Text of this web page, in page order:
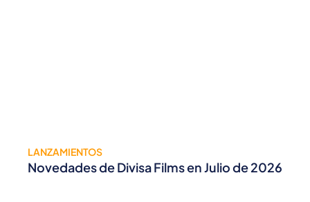
LANZAMIENTOS
Novedades de Divisa Films en Julio de 2026